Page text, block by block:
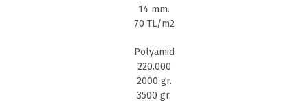
14 mm.
70 TL/m2
Polyamid
220.000
2000 gr.
3500 gr.